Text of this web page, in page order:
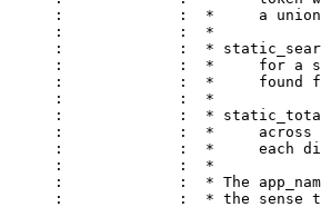
:             :  *     a
:             :  *
:             :  *
:             :  *     for a
:             :  *     found
:             :  *
:             :  *
:             :  *
:             :  *     each
:             :  *
:             :  * The
:             :  * the sense